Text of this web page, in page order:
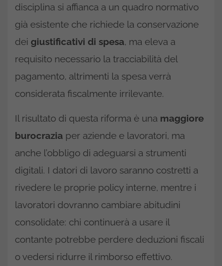
disciplina si affianca a un quadro normativo
già esistente che richiede la conservazione
dei giustificativi di spesa, ma eleva a
requisito necessario la tracciabilità del
pagamento, altrimenti la spesa verrà
considerata fiscalmente irrilevante.
Il risultato di questa riforma è una maggiore
burocrazia per aziende e lavoratori, ma
anche l’obbligo di adeguarsi a strumenti
digitali. I datori di lavoro saranno costretti a
rivedere le proprie policy interne, mentre i
lavoratori dovranno cambiare abitudini
consolidate: chi continuerà a usare il
contante potrebbe perdere deduzioni fiscali
o vedersi ridurre il rimborso effettivo.